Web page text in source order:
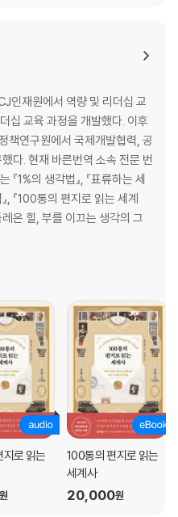
인재원에서 역량 및 리더십 교
십 교육 과정을 개발했다. 이후
책연구원에서 국제개발협력, 공
다. 현재 바른번역 소속 전문 번
1%의 생각법』, 『표류하는 세
』, 『100통의 편지로 읽는 세계
레온 힐, 부를 이끄는 생각의 그
로 읽는
원
100통의 편지로 읽는
세계사
20,000원